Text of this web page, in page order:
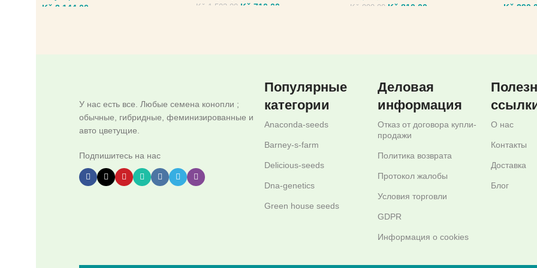
Kč 3.144,00 Kč 1.503,00 Kč 710,00 Kč 990,00 Kč 810,00
Kč
У нас есть все. Любые семена конопли ;
обычные, гибридные, феминизированные и
авто цветущие.
Подпишитесь на нас
Популярные
категории
Anaconda-seeds
Barney-s-farm
Delicious-seeds
Dna-genetics
Green house seeds
Деловая
информация
Отказ от договора купли-
продажи
Политика возврата
Протокол жалобы
Условия торговли
GDPR
Информация о cookies
О нас
Контакты
Доставка
Блог